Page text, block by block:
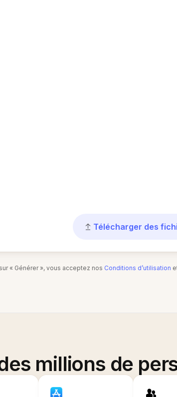
Télécharger des
« Générer », vous acceptez nos Conditions d’utilisation
millions de